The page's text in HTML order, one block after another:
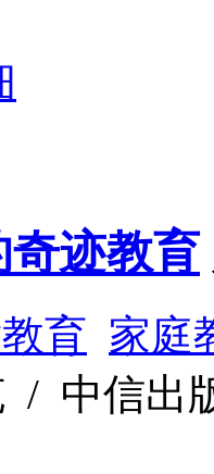
奇迹教育
育 家庭
/ 中信出